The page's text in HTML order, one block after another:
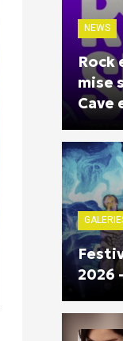
NEWS
Rock
mise
Cave
2026